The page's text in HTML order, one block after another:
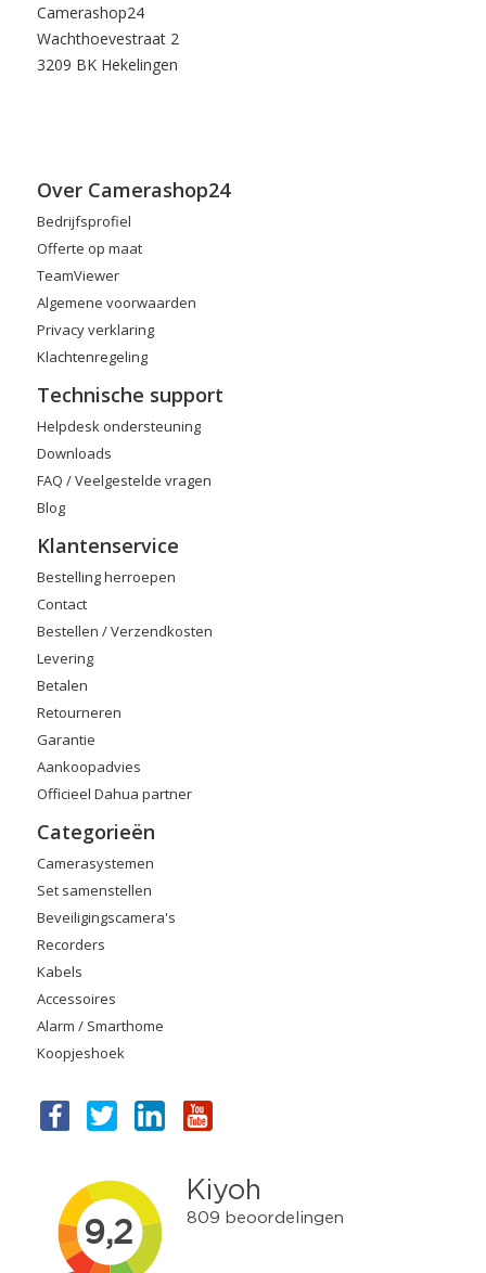
Camerashop24
Wachthoevestraat 2
3209 BK Hekelingen
Over Camerashop24
Bedrijfsprofiel
Offerte op maat
TeamViewer
Algemene voorwaarden
Privacy verklaring
Klachtenregeling
Technische support
Helpdesk ondersteuning
Downloads
FAQ / Veelgestelde vragen
Blog
Klantenservice
Bestelling herroepen
Contact
Bestellen / Verzendkosten
Levering
Betalen
Retourneren
Garantie
Aankoopadvies
Officieel Dahua partner
Categorieën
Camerasystemen
Set samenstellen
Beveiligingscamera's
Recorders
Kabels
Accessoires
Alarm / Smarthome
Koopjeshoek